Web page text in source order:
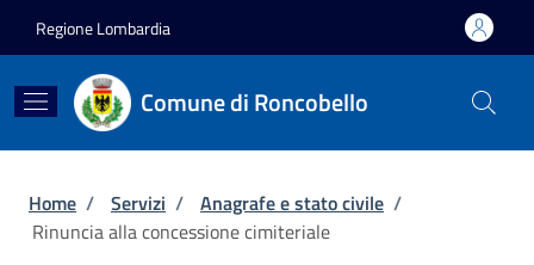
Regione Lombardia
Comune di Roncobello
Briciole di pane
Home / Servizi / Anagrafe e stato civile /
Rinuncia alla concessione cimiteriale